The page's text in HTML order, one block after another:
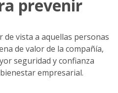
prevenir
vista a aquellas personas
de valor de la compañía,
seguridad y confianza
empresarial.